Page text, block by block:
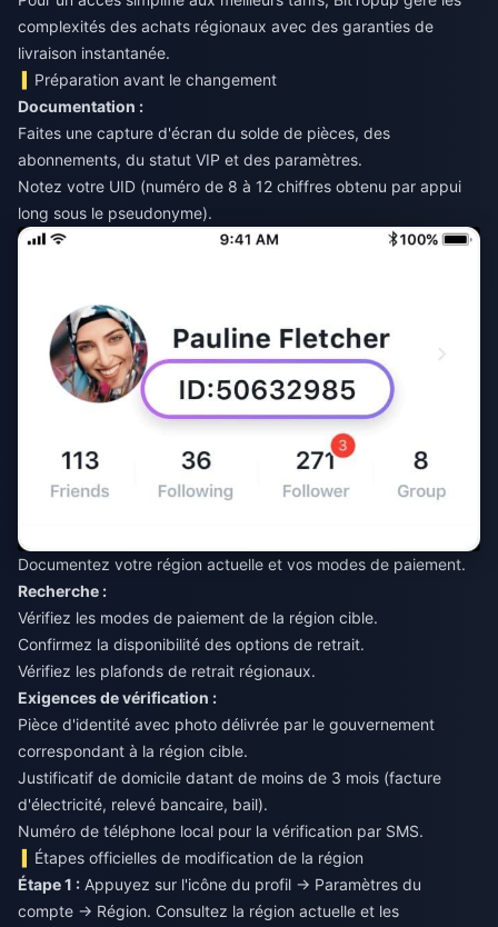
complexités des achats régionaux avec des garanties de
livraison instantanée.
Préparation avant le changement
Documentation :
Faites une capture d'écran du solde de pièces, des
abonnements, du statut VIP et des paramètres.
Notez votre UID (numéro de 8 à 12 chiffres obtenu par appui
long sous le pseudonyme).
Documentez votre région actuelle et vos modes de paiement.
Recherche :
Vérifiez les modes de paiement de la région cible.
Confirmez la disponibilité des options de retrait.
Vérifiez les plafonds de retrait régionaux.
Exigences de vérification :
Pièce d'identité avec photo délivrée par le gouvernement
correspondant à la région cible.
Justificatif de domicile datant de moins de 3 mois (facture
d'électricité, relevé bancaire, bail).
Numéro de téléphone local pour la vérification par SMS.
Étapes officielles de modification de la région
Étape 1 : Appuyez sur l'icône du profil → Paramètres du
compte → Région. Consultez la région actuelle et les